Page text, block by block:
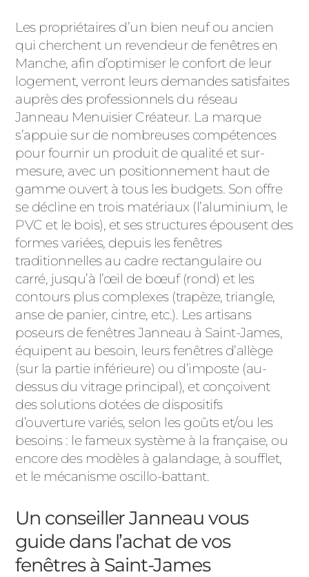
Les propriétaires d’un bien neuf ou ancien
qui cherchent un revendeur de fenêtres en
Manche, afin d’optimiser le confort de leur
logement, verront leurs demandes satisfaites
auprès des professionnels du réseau
Janneau Menuisier Créateur. La marque
s’appuie sur de nombreuses compétences
pour fournir un produit de qualité et sur-
mesure, avec un positionnement haut de
gamme ouvert à tous les budgets. Son offre
se décline en trois matériaux (l’aluminium, le
PVC et le bois), et ses structures épousent des
formes variées, depuis les fenêtres
traditionnelles au cadre rectangulaire ou
carré, jusqu’à l’œil de bœuf (rond) et les
contours plus complexes (trapèze, triangle,
anse de panier, cintre, etc.). Les artisans
poseurs de fenêtres Janneau à Saint-James,
équipent au besoin, leurs fenêtres d’allège
(sur la partie inférieure) ou d’imposte (au-
dessus du vitrage principal), et conçoivent
des solutions dotées de dispositifs
d’ouverture variés, selon les goûts et/ou les
besoins : le fameux système à la française, ou
encore des modèles à galandage, à soufflet,
et le mécanisme oscillo-battant.
Un conseiller Janneau vous
guide dans l’achat de vos
fenêtres à Saint-James